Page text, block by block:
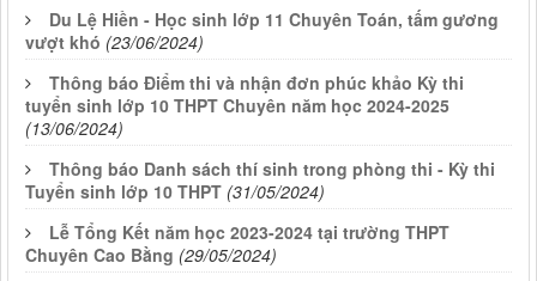
Du Lệ Hiền - Học sinh lớp 11 Chuyên Toán, tấm gương
vượt khó (23/06/2024)
Thông báo Điểm thi và nhận đơn phúc khảo Kỳ thi
tuyển sinh lớp 10 THPT Chuyên năm học 2024-2025
(13/06/2024)
Thông báo Danh sách thí sinh trong phòng thi - Kỳ thi
Tuyển sinh lớp 10 THPT (31/05/2024)
Lễ Tổng Kết năm học 2023-2024 tại trường THPT
Chuyên Cao Bằng (29/05/2024)